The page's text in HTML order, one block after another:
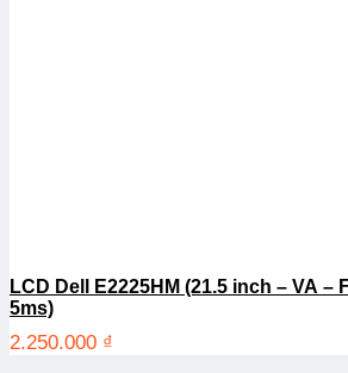
LCD Dell E2225HM (21.5 inch – VA –
5ms)
2.250.000 ₫